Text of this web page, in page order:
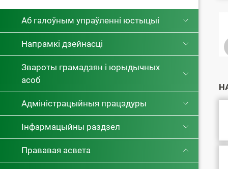
Аб галоўным упраўленні юстыцыі
Напрамкі дзейнасці
Звароты грамадзян і юрыдычных
асоб
Адміністрацыйныя працэдуры
Інфармацыйны раздзел
Прававая асвета